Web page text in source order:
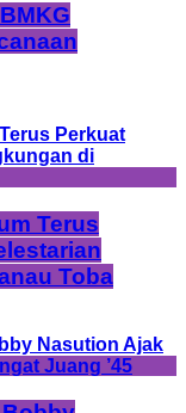
Terus
Toba